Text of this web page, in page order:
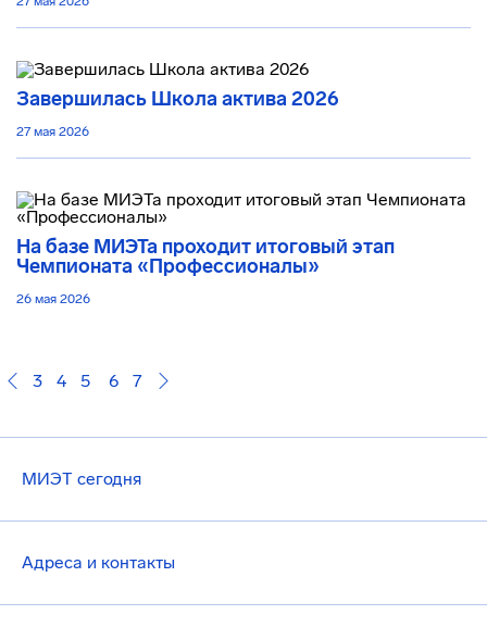
Завершилась Школа актива 2026
27 мая 2026
На базе МИЭТа проходит итоговый этап
Чемпионата «Профессионалы»
26 мая 2026
3 4 5 6 7
МИЭТ сегодня
Адреса и контакты